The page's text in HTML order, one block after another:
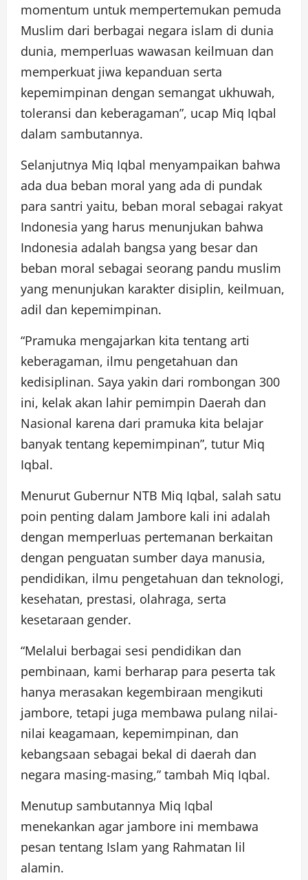
momentum untuk mempertemukan pemuda
Muslim dari berbagai negara islam di dunia
dunia, memperluas wawasan keilmuan dan
memperkuat jiwa kepanduan serta
kepemimpinan dengan semangat ukhuwah,
toleransi dan keberagaman”, ucap Miq Iqbal
dalam sambutannya.
Selanjutnya Miq Iqbal menyampaikan bahwa
ada dua beban moral yang ada di pundak
para santri yaitu, beban moral sebagai rakyat
Indonesia yang harus menunjukan bahwa
Indonesia adalah bangsa yang besar dan
beban moral sebagai seorang pandu muslim
yang menunjukan karakter disiplin, keilmuan,
adil dan kepemimpinan.
“Pramuka mengajarkan kita tentang arti
keberagaman, ilmu pengetahuan dan
kedisiplinan. Saya yakin dari rombongan 300
ini, kelak akan lahir pemimpin Daerah dan
Nasional karena dari pramuka kita belajar
banyak tentang kepemimpinan”, tutur Miq
Iqbal.
Menurut Gubernur NTB Miq Iqbal, salah satu
poin penting dalam Jambore kali ini adalah
dengan memperluas pertemanan berkaitan
dengan penguatan sumber daya manusia,
pendidikan, ilmu pengetahuan dan teknologi,
kesehatan, prestasi, olahraga, serta
kesetaraan gender.
“Melalui berbagai sesi pendidikan dan
pembinaan, kami berharap para peserta tak
hanya merasakan kegembiraan mengikuti
jambore, tetapi juga membawa pulang nilai-
nilai keagamaan, kepemimpinan, dan
kebangsaan sebagai bekal di daerah dan
negara masing-masing,” tambah Miq Iqbal.
Menutup sambutannya Miq Iqbal
menekankan agar jambore ini membawa
pesan tentang Islam yang Rahmatan lil
alamin.